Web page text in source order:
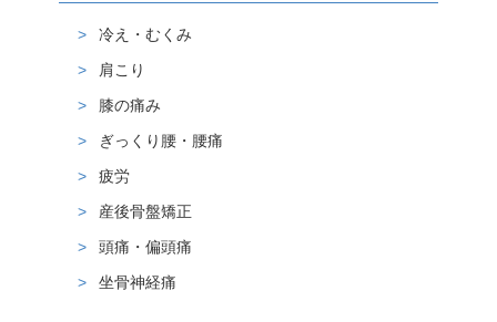
冷え・むくみ
肩こり
膝の痛み
ぎっくり腰・腰痛
疲労
産後骨盤矯正
頭痛・偏頭痛
坐骨神経痛